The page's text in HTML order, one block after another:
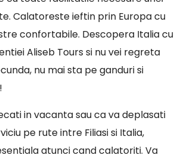
Calatoreste ieftin prin Europa cu
confortabile. Descopera Italia cu
Aliseb Tours si nu vei regreta
nu mai sta pe ganduri si
in vacanta sau ca va deplasati
pe rute intre Filiasi si Italia,
atunci cand calatoriti. Va